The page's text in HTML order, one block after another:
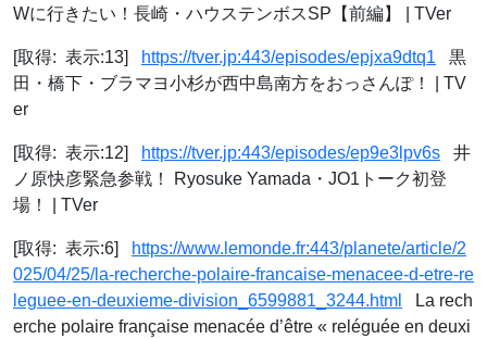
Wに行きたい！長崎・ハウステンボスSP【前編】 | TVer
[取得: 表示:13] https://tver.jp:443/episodes/epjxa9dtq1 黒
田・橋下・ブラマヨ小杉が西中島南方をおっさんぽ！ | TV
er
[取得: 表示:12] https://tver.jp:443/episodes/ep9e3lpv6s 井
ノ原快彦緊急参戦！ Ryosuke Yamada・JO1トーク初登
場！ | TVer
[取得: 表示:6]
https://www.lemonde.fr:443/planete/article/2
025/04/25/la-recherche-polaire-francaise-menacee-d-etre-re
leguee-en-deuxieme-division_6599881_3244.html
La rech
erche polaire française menacée d’être « reléguée en deuxi